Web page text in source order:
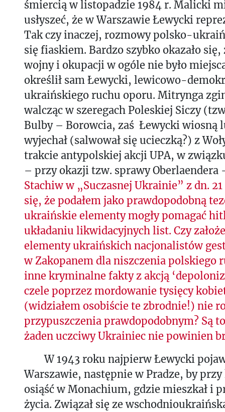
śmiercią w listopadzie 1984 r. Malicki
usłyszeć, że w Warszawie Łewycki
Tak czy inaczej, rozmowy polsko-
się fiaskiem. Bardzo szybko okazało
wojny i okupacji w ogóle nie było
określił sam Łewycki, lewicowo-
ukraińskiego ruchu oporu. Mitrynga
walcząc w szeregach Poleskiej Siczy
Bulby – Borowcia, zaś Łewycki wiosną
wyjechał (salwował się ucieczką?) z
trakcie antypolskiej akcji UPA, w
– przy okazji tzw. sprawy Oberlaendera
Stachiw w „Suczasnej Ukrainie” z dn.
się, że podałem jako prawdopodobną
ukraińskie elementy mogły pomagać
układaniu likwidacyjnych list. Czy
elementy ukraińskich nacjonalistów
w Zakopanem dla niszczenia polskiego
inne kryminalne fakty z akcją
czele poprzez mordowanie tysięcy
(widziałem osobiście te zbrodnie!) nie
przypuszczenia prawdopodobnym? Są
żaden uczciwy Ukrainiec nie powinien
W 1943 roku najpierw Łewycki
Warszawie, następnie w Pradze, by
osiąść w Monachium, gdzie mieszkał i
życia. Związał się ze